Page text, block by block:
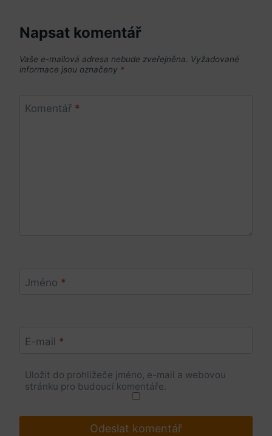
Napsat komentář
Vaše e-mailová adresa nebude zveřejněna. Vyžadované
informace jsou označeny *
Komentář *
Jméno *
E-mail *
Uložit do prohlížeče jméno, e-mail a webovou
stránku pro budoucí komentáře.